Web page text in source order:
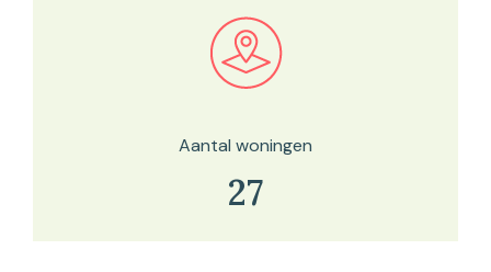
Bekijk in onze kaartviewer
Aantal woningen
27